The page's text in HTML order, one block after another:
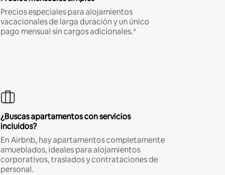
Precios especiales para alojamientos
vacacionales de larga duración y un único
pago mensual sin cargos adicionales.*
¿Buscas apartamentos con servicios
incluidos?
En Airbnb, hay apartamentos completamente
amueblados, ideales para alojamientos
corporativos, traslados y contrataciones de
personal.